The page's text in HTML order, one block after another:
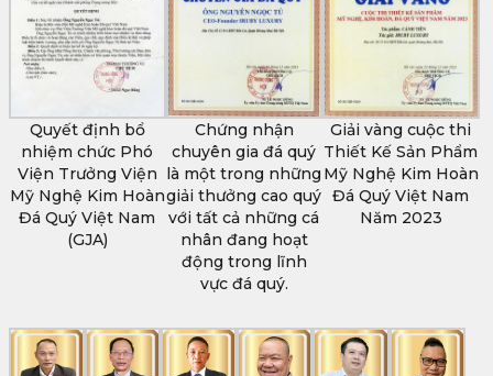
Quyết định bổ
nhiệm chức Phó
Viện Trưởng Viện
Mỹ Nghệ Kim Hoàn
Đá Quý Việt Nam
(GJA)
Chứng nhận
chuyên gia đá quý
là một trong những
giải thưởng cao quý
với tất cả những cá
nhân đang hoạt
động trong lĩnh
vực đá quý.
Giải vàng cuộc thi
Thiết Kế Sản Phẩm
Mỹ Nghệ Kim Hoàn
Đá Quý Việt Nam
Năm 2023